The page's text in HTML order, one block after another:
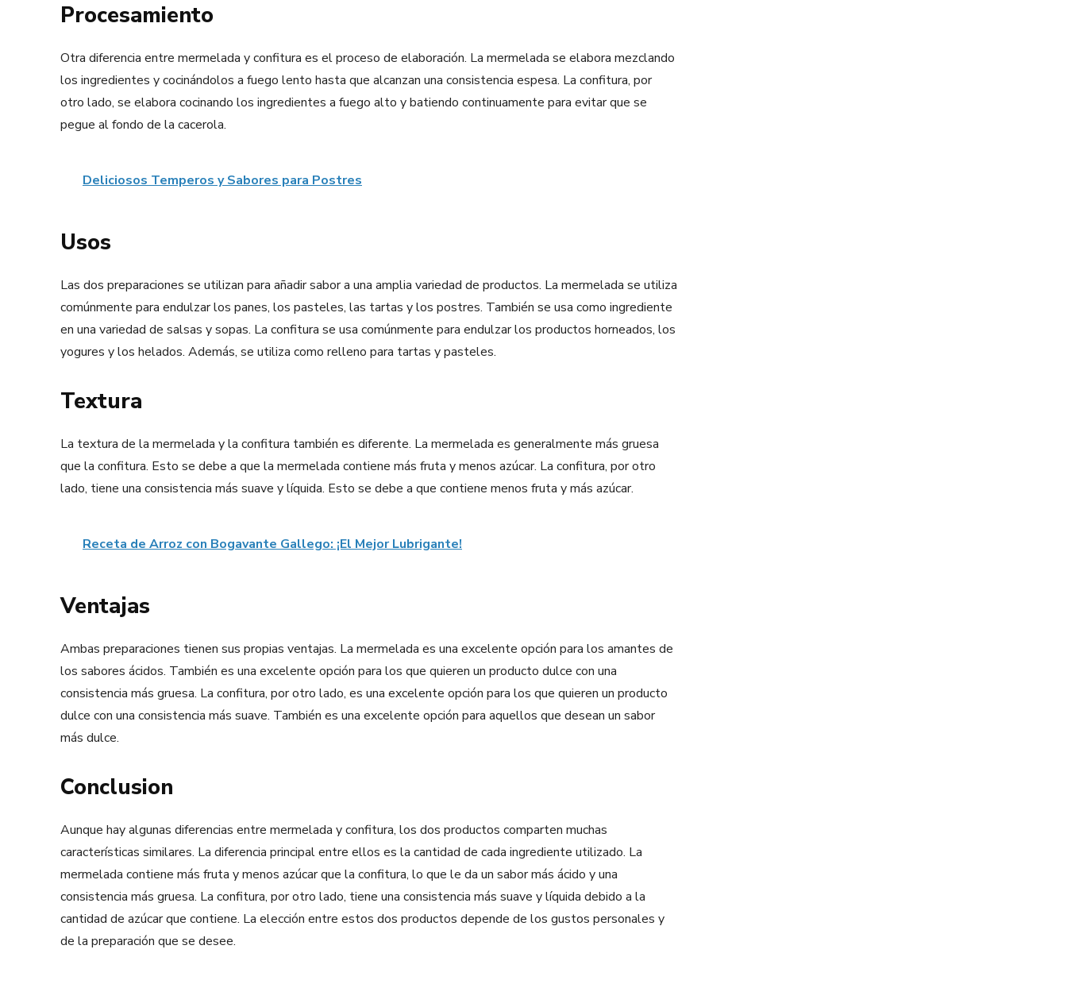
Procesamiento
Otra diferencia entre mermelada y confitura es el proceso de elaboración. La mermelada se elabora mezclando
los ingredientes y cocinándolos a fuego lento hasta que alcanzan una consistencia espesa. La confitura, por
otro lado, se elabora cocinando los ingredientes a fuego alto y batiendo continuamente para evitar que se
pegue al fondo de la cacerola.
Deliciosos Temperos y Sabores para Postres
Usos
Las dos preparaciones se utilizan para añadir sabor a una amplia variedad de productos. La mermelada se utiliza
comúnmente para endulzar los panes, los pasteles, las tartas y los postres. También se usa como ingrediente
en una variedad de salsas y sopas. La confitura se usa comúnmente para endulzar los productos horneados, los
yogures y los helados. Además, se utiliza como relleno para tartas y pasteles.
Textura
La textura de la mermelada y la confitura también es diferente. La mermelada es generalmente más gruesa
que la confitura. Esto se debe a que la mermelada contiene más fruta y menos azúcar. La confitura, por otro
lado, tiene una consistencia más suave y líquida. Esto se debe a que contiene menos fruta y más azúcar.
Receta de Arroz con Bogavante Gallego: ¡El Mejor Lubrigante!
Ventajas
Ambas preparaciones tienen sus propias ventajas. La mermelada es una excelente opción para los amantes de
los sabores ácidos. También es una excelente opción para los que quieren un producto dulce con una
consistencia más gruesa. La confitura, por otro lado, es una excelente opción para los que quieren un producto
dulce con una consistencia más suave. También es una excelente opción para aquellos que desean un sabor
más dulce.
Conclusion
Aunque hay algunas diferencias entre mermelada y confitura, los dos productos comparten muchas
características similares. La diferencia principal entre ellos es la cantidad de cada ingrediente utilizado. La
mermelada contiene más fruta y menos azúcar que la confitura, lo que le da un sabor más ácido y una
consistencia más gruesa. La confitura, por otro lado, tiene una consistencia más suave y líquida debido a la
cantidad de azúcar que contiene. La elección entre estos dos productos depende de los gustos personales y
de la preparación que se desee.